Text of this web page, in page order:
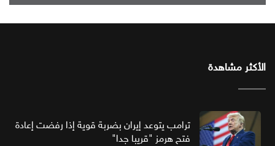
الأكثر مشاهدة
ترامب يتوعد إيران بضربة قوية إذا رفضت إعادة
فتح هرمز "قريبا جدا"